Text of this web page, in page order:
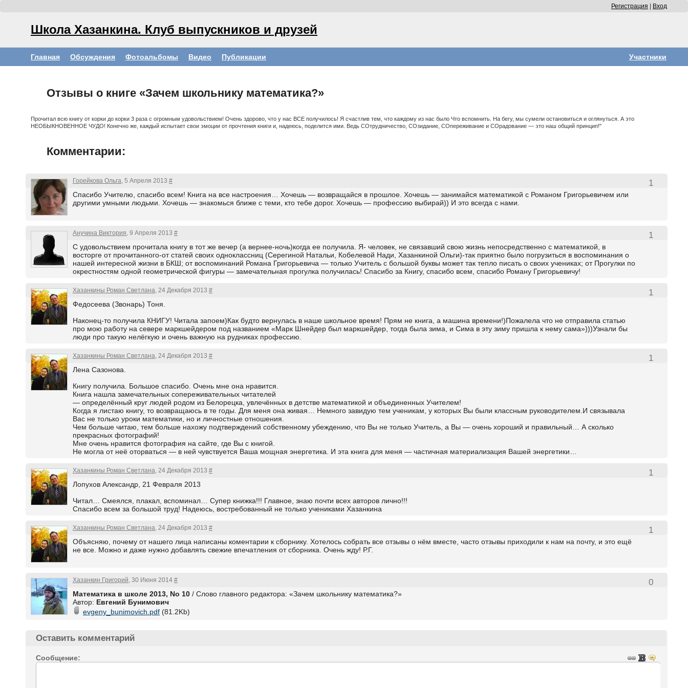
Регистрация Вход
Школа Хазанкина. Клуб выпускников и друзей
Главная Обсуждения Фотоальбомы Видео Участники
Публикации
Отзывы о книге «Зачем школьнику математика?»
Прочитал всю книгу от корки до корки 3 раза с огромным удовольствием! Очень здорово, что у нас ВСЕ получилось! Я счастлив тем, что каждому из нас было Что вспомнить. На бегу, мы сумели остановиться и оглянуться. А это
НЕОБЫКНОВЕННОЕ ЧУДО! Конечно же, каждый испытает свои эмоции от прочтения книги и, надеюсь, поделится ими. Ведь СOтрудничество, СOзидание, СOпереживание и СОрадование — это наш общий принцип!"
Комментарии:
Горейкова Ольга , 5 Апреля 2013 # 1
Спасибо Учителю, спасибо всем! Книга на все настроения… Хочешь — возвращайся в прошлое. Хочешь — занимайся математикой с Романом Григорьевичем или
другими умными людьми. Хочешь — знакомься ближе с теми, кто тебе дорог. Хочешь — профессию выбирай)) И это всегда с нами.
Анучина Виктория , 9 Апреля 2013 # 1
С удовольствием прочитала книгу в тот же вечер (а вернее-ночь)когда ее получила. Я- человек, не связавший свою жизнь непосредственно с математикой, в
восторге от прочитанного-от статей своих одноклассниц (Серегиной Натальи, Кобелевой Нади, Хазанкиной Ольги)-так приятно было погрузиться в воспоминания о
нашей интересной жизни в БКШ; от воспоминаний Романа Григорьевича — только Учитель с большой буквы может так тепло писать о своих учениках; от Прогулки по
окрестностям одной геометрической фигуры — замечательная прогулка получилась! Спасибо за Книгу, спасибо всем, спасибо Роману Григорьевичу!
Хазанкины Роман Светлана , 24 Декабря 2013 # 1
Федосеева (Звонарь) Тоня.
Наконец-то получила КНИГУ! Читала запоем)Как будто вернулась в наше школьное время! Прям не книга, а машина времени!)Пожалела что не отправила статью
про мою работу на севере маркшейдером под названием «Марк Шнейдер был маркшейдер, тогда была зима, и Сима в эту зиму пришла к нему сама»)))Узнали бы
люди про такую нелёгкую и очень важную на рудниках профессию.
Хазанкины Роман Светлана , 24 Декабря 2013 # 1
Лена Сазонова.
Книгу получила. Большое спасибо. Очень мне она нравится.
Книга нашла замечательных сопереживательных читателей
— определённый круг людей родом из Белорецка, увлечённых в детстве математикой и объединенных Учителем!
Когда я листаю книгу, то возвращаюсь в те годы. Для меня она живая… Немного завидую тем ученикам, у которых Вы были классным руководителем.И связывала
Вас не только уроки математики, но и личностные отношения.
Чем больше читаю, тем больше нахожу подтверждений собственному убеждению, что Вы не только Учитель, а Вы — очень хороший и правильный… А сколько
прекрасных фотографий!
Мне очень нравится фотография на сайте, где Вы с книгой.
Не могла от неё оторваться — в ней чувствуется Ваша мощная энергетика. И эта книга для меня — частичная материализация Вашей энергетики…
Хазанкины Роман Светлана , 24 Декабря 2013 # 1
Лопухов Александр, 21 Февраля 2013
Читал… Смеялся, плакал, вспоминал… Супер книжка!!! Главное, знаю почти всех авторов лично!!!
Спасибо всем за большой труд! Надеюсь, востребованный не только учениками Хазанкина
Хазанкины Роман Светлана , 24 Декабря 2013 # 1
Объясняю, почему от нашего лица написаны коментарии к сборнику. Хотелось собрать все отзывы о нём вместе, часто отзывы приходили к нам на почту, и это ещё
не все. Можно и даже нужно добавлять свежие впечатления от сборника. Очень жду! Р.Г.
Хазанкин Григорий , 30 Июня 2014 # 0
Математика в школе 2013, No 10 / Слово главного редактора: «Зачем школьнику математика?»
Автор: Евгений Бунимович
evgeny_bunimovich.pdf (81.2Kb)
Оставить комментарий
Сообщение: